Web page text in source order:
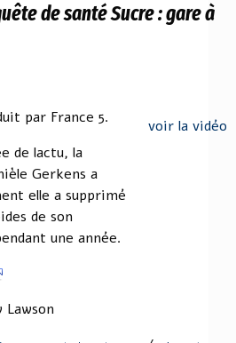
de santé Sucre : gare à
voir la vidéo
par France 5.
de lactu, la
Gerkens a
elle a supprimé
de son
une année.
Lawson